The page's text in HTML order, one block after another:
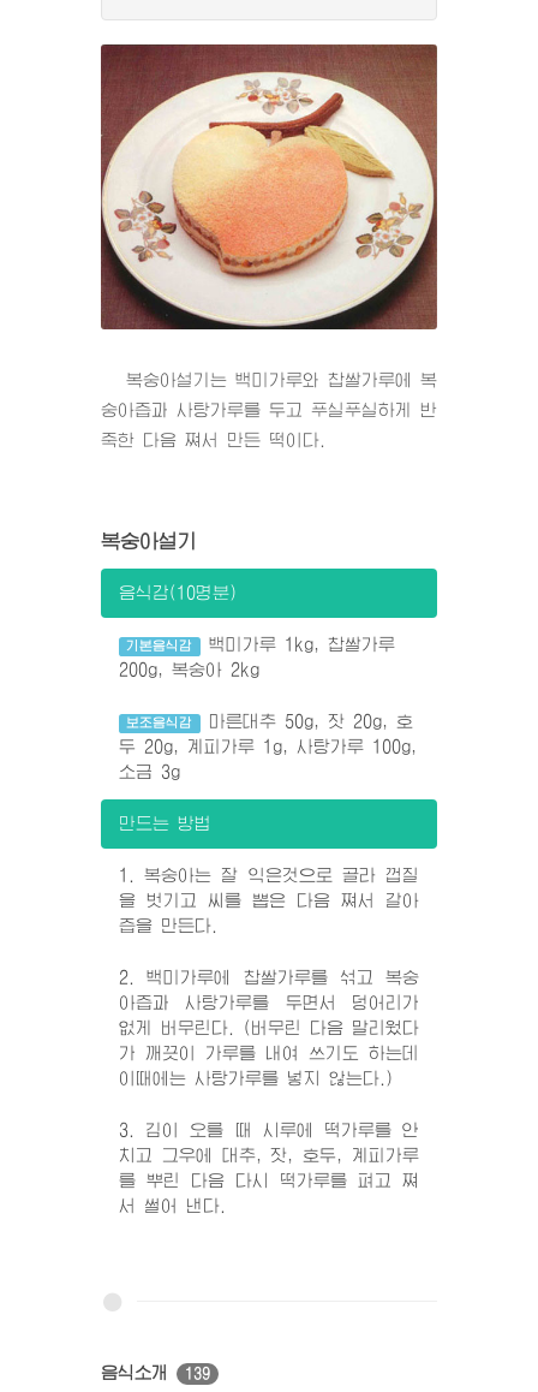
복숭아설기는 백미가루와 찹쌀가루에 복
숭아즙과 사탕가루를 두고 푸실푸실하게 반
죽한 다음 쪄서 만든 떡이다.
복숭아설기
음식감(10명분)
기본음식감
백미가루 1kg, 찹쌀가루
200g, 복숭아 2kg
보조음식감
마른대추 50g, 잣 20g, 호
두 20g, 계피가루 1g, 사탕가루 100g,
소금 3g
만드는 방법
1. 복숭아는 잘 익은것으로 골라 껍질
을 벗기고 씨를 뽑은 다음 쪄서 갈아
즙을 만든다.
2. 백미가루에 찹쌀가루를 섞고 복숭
아즙과 사탕가루를 두면서 덩어리가
없게 버무린다. (버무린 다음 말리웠다
가 깨끗이 가루를 내여 쓰기도 하는데
이때에는 사탕가루를 넣지 않는다.)
3. 김이 오를 때 시루에 떡가루를 안
치고 그우에 대추, 잣, 호두, 계피가루
를 뿌린 다음 다시 떡가루를 펴고 쪄
서 썰어 낸다.
음식소개 139